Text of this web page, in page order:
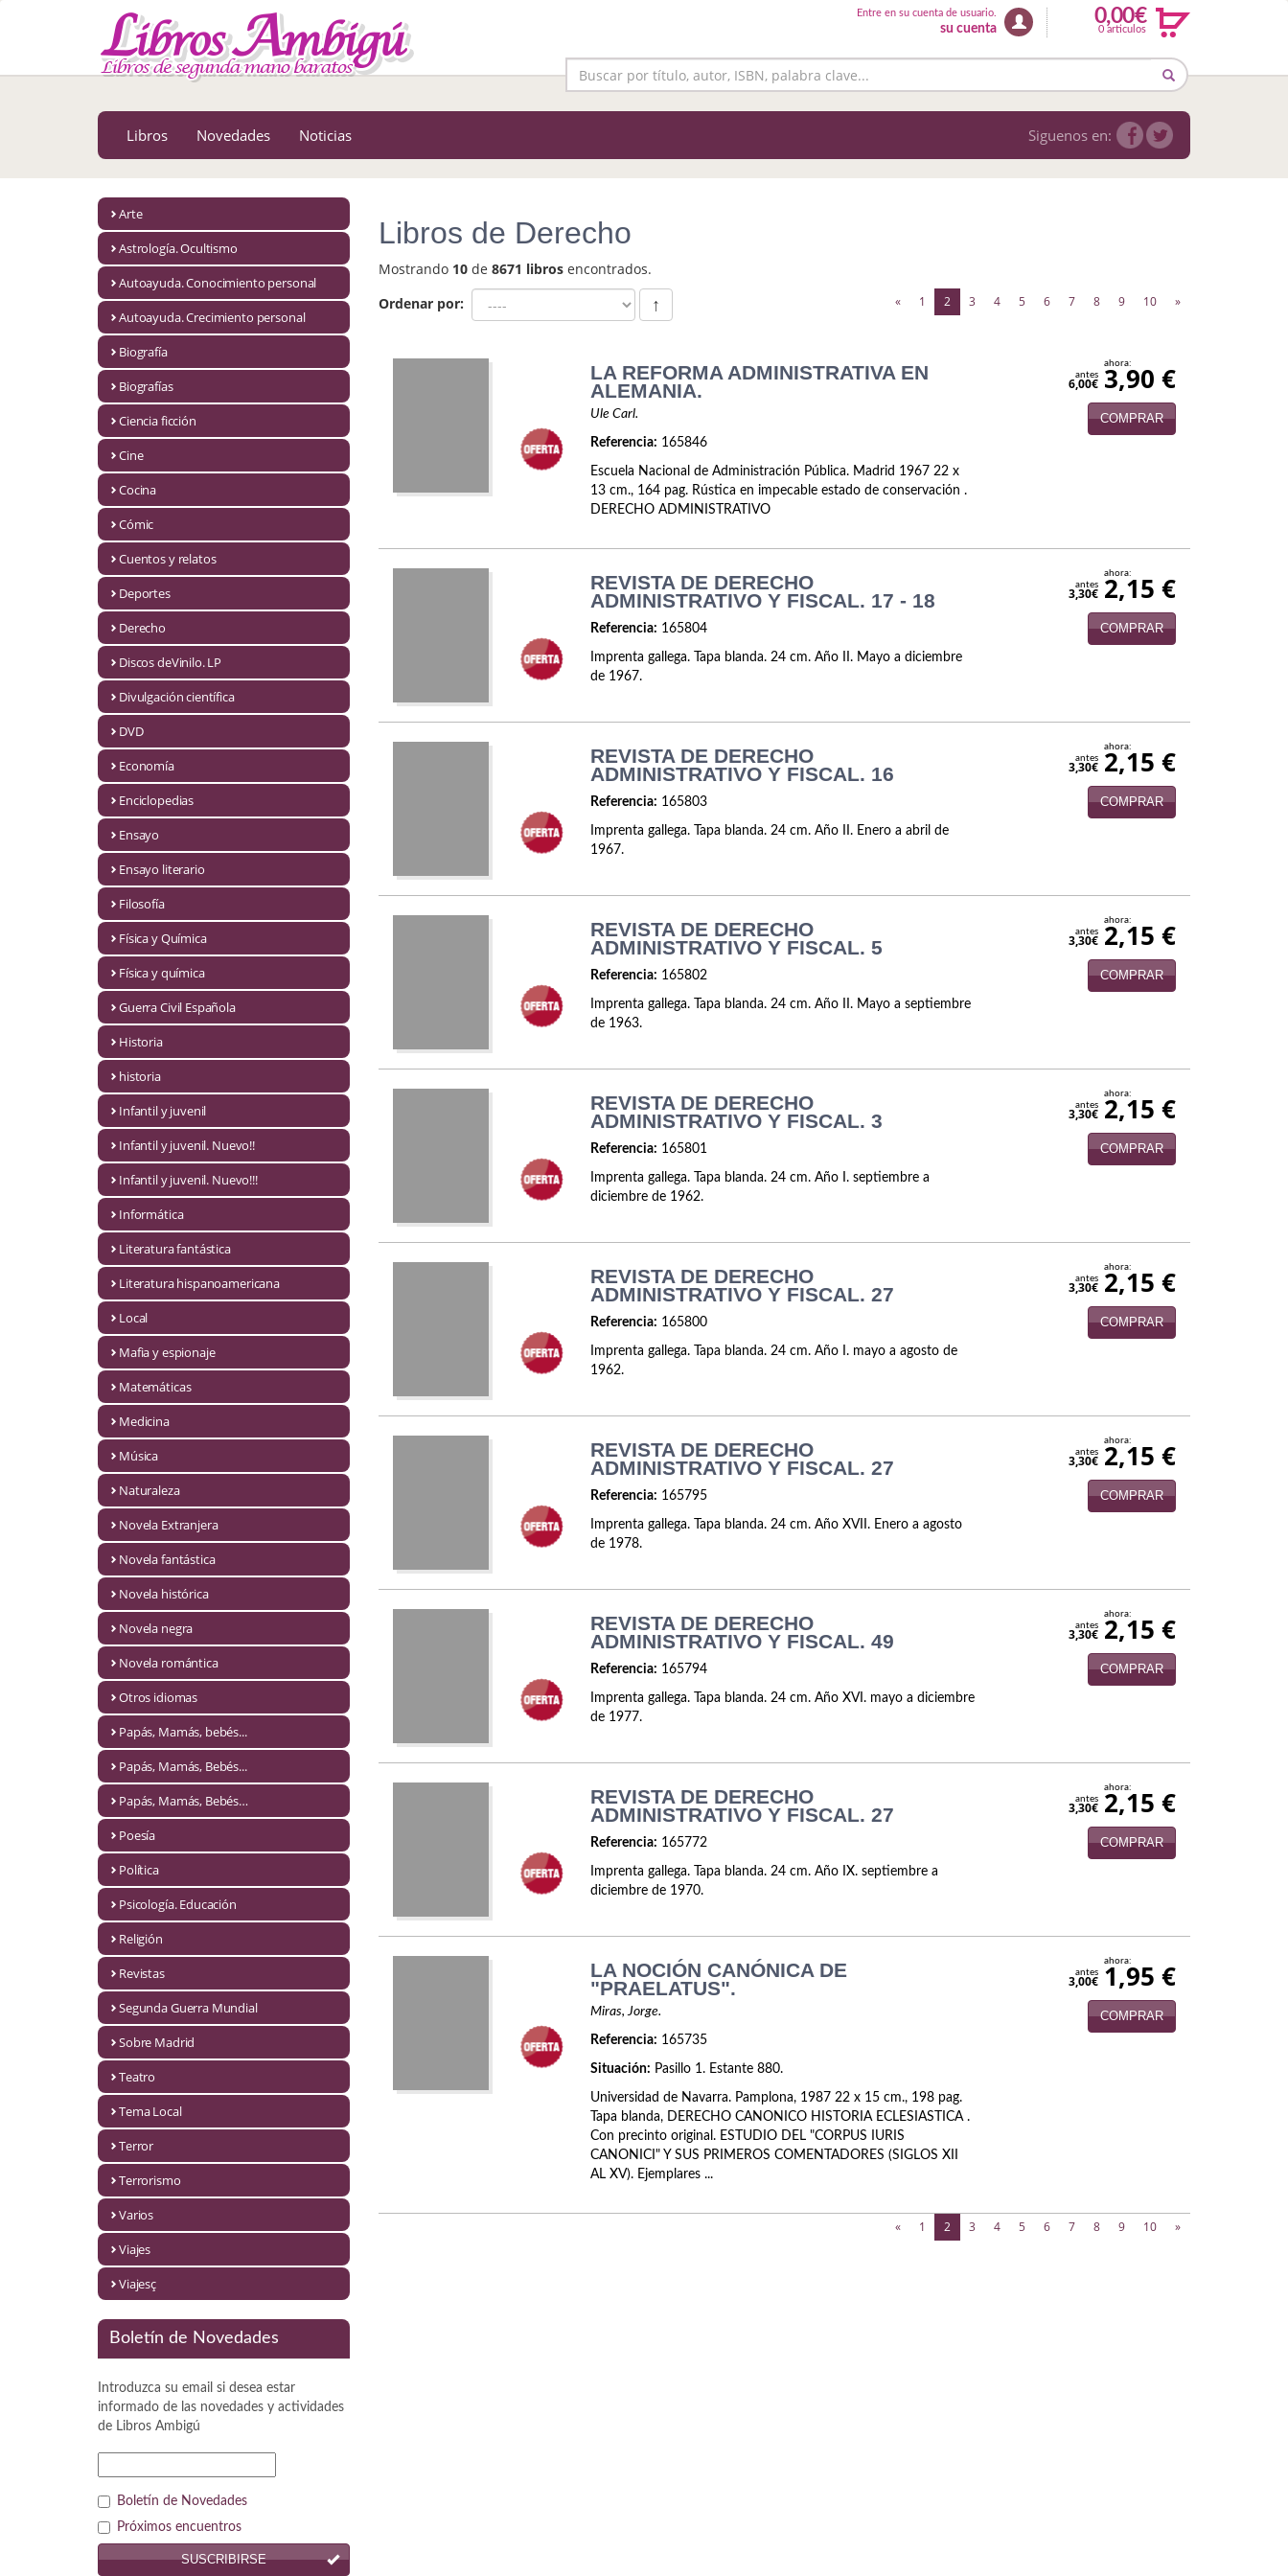
MENÚ PRINCIPAL
Astrología. Ocultismo
Autoayuda. Conocimiento personal
Autoayuda. Crecimiento personal
Ciencia ficción
Cuentos y relatos
Discos deVinilo. LP
Divulgación científica
Ensayo literario
Guerra Civil Española
Infantil y juvenil
Infantil y juvenil. Nuevo!!
Infantil y juvenil. Nuevo!!!
Literatura fantástica
Literatura hispanoamericana
Mafia y espionaje
Novela Extranjera
Novela fantástica
Novela romántica
Otros idiomas
Papás, Mamás, bebés...
Papás, Mamás, Bebés...
Papás, Mamás, Bebés…
Psicología. Educación
Segunda Guerra Mundial
Entre en su cuenta de usuario.
su cuenta
0,00€
0 articulos
Libros Novedades Noticias Siguenos en:
Arte
Astrología. Ocultismo
Autoayuda. Conocimiento personal
Autoayuda. Crecimiento personal
Biografía
Biografías
Ciencia ficción
Cine
Cocina
Cómic
Cuentos y relatos
Deportes
Derecho
Discos deVinilo. LP
Divulgación científica
DVD
Economía
Enciclopedias
Ensayo
Ensayo literario
Filosofía
Física y Química
Física y química
Guerra Civil Española
Historia
historia
Infantil y juvenil
Infantil y juvenil. Nuevo!!
Infantil y juvenil. Nuevo!!!
Informática
Literatura fantástica
Literatura hispanoamericana
Local
Mafia y espionaje
Matemáticas
Medicina
Música
Naturaleza
Novela Extranjera
Novela fantástica
Novela histórica
Novela negra
Novela romántica
Otros idiomas
Papás, Mamás, bebés...
Papás, Mamás, Bebés...
Papás, Mamás, Bebés…
Poesía
Política
Psicología. Educación
Religión
Revistas
Segunda Guerra Mundial
Sobre Madrid
Teatro
Tema Local
Terror
Terrorismo
Varios
Viajes
Viajesç
Boletín de Novedades
Introduzca su email si desea estar
informado de las novedades y actividades
de Libros Ambigú
Boletín de Novedades
Próximos encuentros
SUSCRIBIRSE
Libros de Derecho
Mostrando 10de 8671 librosencontrados.
Ordenar por:
↑ « 1 2 (current)
3 4 5 6 7 8 9 10 »
LA REFORMA ADMINISTRATIVA EN
ALEMANIA.
Ule Carl.
Referencia: 165846
Escuela Nacional de Administración Pública. Madrid 1967 22 x
13 cm., 164 pag. Rústica en impecable estado de conservación .
DERECHO ADMINISTRATIVO
antes
6,00€
ahora:
3,90 €
COMPRAR
REVISTA DE DERECHO
ADMINISTRATIVO Y FISCAL. 17 - 18
Referencia: 165804
Imprenta gallega. Tapa blanda. 24 cm. Año II. Mayo a diciembre
de 1967.
antes
3,30€
ahora:
2,15 €
COMPRAR
REVISTA DE DERECHO
ADMINISTRATIVO Y FISCAL. 16
Referencia: 165803
Imprenta gallega. Tapa blanda. 24 cm. Año II. Enero a abril de
1967.
antes
3,30€
ahora:
2,15 €
COMPRAR
REVISTA DE DERECHO
ADMINISTRATIVO Y FISCAL. 5
Referencia: 165802
Imprenta gallega. Tapa blanda. 24 cm. Año II. Mayo a septiembre
de 1963.
antes
3,30€
ahora:
2,15 €
COMPRAR
REVISTA DE DERECHO
ADMINISTRATIVO Y FISCAL. 3
Referencia: 165801
Imprenta gallega. Tapa blanda. 24 cm. Año I. septiembre a
diciembre de 1962.
antes
3,30€
ahora:
2,15 €
COMPRAR
REVISTA DE DERECHO
ADMINISTRATIVO Y FISCAL. 27
Referencia: 165800
Imprenta gallega. Tapa blanda. 24 cm. Año I. mayo a agosto de
1962.
antes
3,30€
ahora:
2,15 €
COMPRAR
REVISTA DE DERECHO
ADMINISTRATIVO Y FISCAL. 27
Referencia: 165795
Imprenta gallega. Tapa blanda. 24 cm. Año XVII. Enero a agosto
de 1978.
antes
3,30€
ahora:
2,15 €
COMPRAR
REVISTA DE DERECHO
ADMINISTRATIVO Y FISCAL. 49
Referencia: 165794
Imprenta gallega. Tapa blanda. 24 cm. Año XVI. mayo a diciembre
de 1977.
antes
3,30€
ahora:
2,15 €
COMPRAR
REVISTA DE DERECHO
ADMINISTRATIVO Y FISCAL. 27
Referencia: 165772
Imprenta gallega. Tapa blanda. 24 cm. Año IX. septiembre a
diciembre de 1970.
antes
3,30€
ahora:
2,15 €
COMPRAR
LA NOCIÓN CANÓNICA DE
"PRAELATUS".
Miras, Jorge.
Referencia: 165735
Situación: Pasillo 1. Estante 880.
Universidad de Navarra. Pamplona, 1987 22 x 15 cm., 198 pag.
Tapa blanda, DERECHO CANONICO HISTORIA ECLESIASTICA .
Con precinto original. ESTUDIO DEL "CORPUS IURIS
CANONICI" Y SUS PRIMEROS COMENTADORES (SIGLOS XII
AL XV). Ejemplares ...
antes
3,00€
ahora:
1,95 €
COMPRAR
« 1 2 (current)
3 4 5 6 7 8 9 10 »